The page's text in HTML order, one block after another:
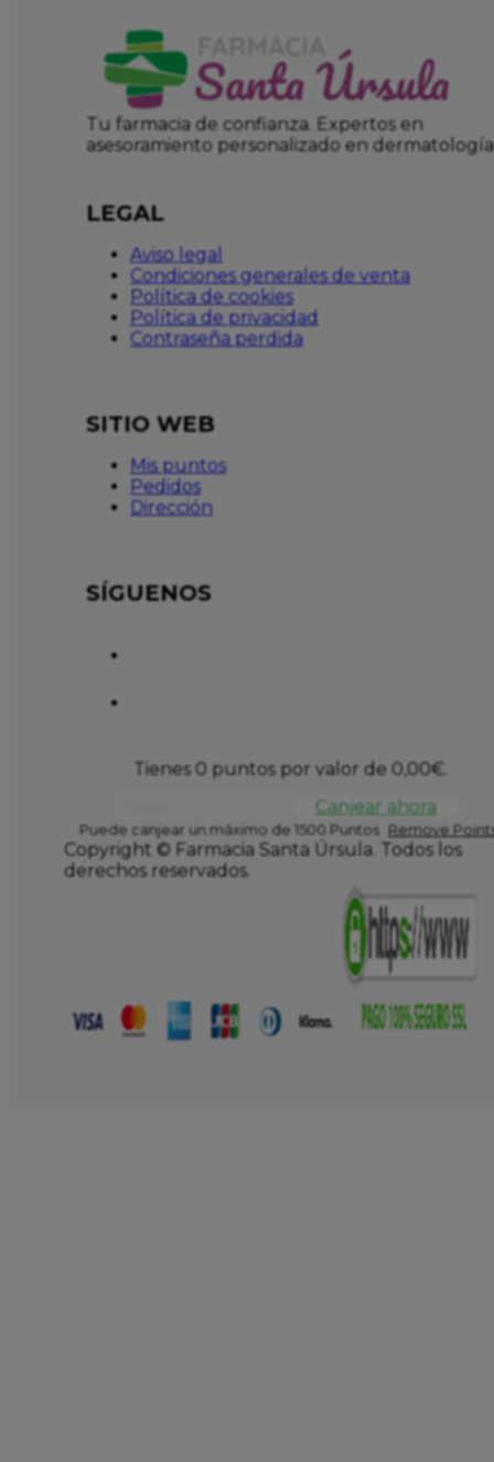
Tu farmacia de confianza. Expertos en
asesoramiento personalizado en dermatología
LEGAL
Aviso legal
Condiciones generales de venta
Política de cookies
Política de privacidad
Contraseña perdida
SITIO WEB
Mis puntos
Pedidos
Dirección
SÍGUENOS
Tienes 0 puntos por valor de 0,00€.
Canjear ahora
Puede canjear un máximo de 1500 Puntos Remove
Copyright © Farmacia Santa Úrsula. Todos los
derechos reservados.